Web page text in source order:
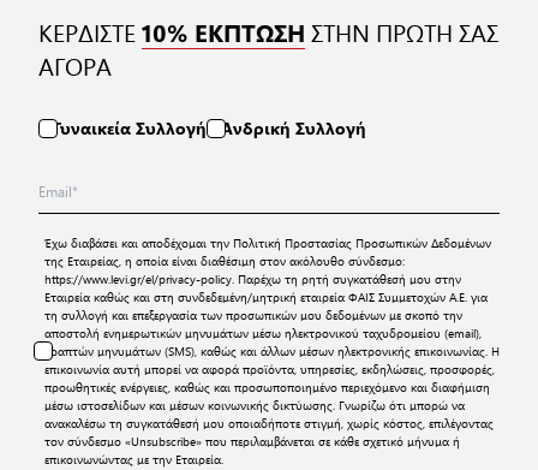
ΚΕΡΔΙΣΤΕ10% ΕΚΠΤΩΣΗ ΣΤΗΝ ΠΡΩΤΗ ΣΑΣ
ΑΓΟΡΑ
Γυναικεία Συλλογή Ανδρική Συλλογή
Έχω διαβάσει και αποδέχομαι την Πολιτική Προστασίας Προσωπικών Δεδομένων
της Εταιρείας, η οποία είναι διαθέσιμη στον ακόλουθο σύνδεσμο:
https://www.levi.gr/el/privacy-policy. Παρέχω τη ρητή συγκατάθεσή μου στην
Εταιρεία καθώς και στη συνδεδεμένη/μητρική εταιρεία ΦΑΙΣ Συμμετοχών Α.Ε. για
τη συλλογή και επεξεργασία των προσωπικών μου δεδομένων με σκοπό την
αποστολή ενημερωτικών μηνυμάτων μέσω ηλεκτρονικού ταχυδρομείου (email),
γραπτών μηνυμάτων (SMS), καθώς και άλλων μέσων ηλεκτρονικής επικοινωνίας. Η
επικοινωνία αυτή μπορεί να αφορά προϊόντα, υπηρεσίες, εκδηλώσεις, προσφορές,
προωθητικές ενέργειες, καθώς και προσωποποιημένο περιεχόμενο και διαφήμιση
μέσω ιστοσελίδων και μέσων κοινωνικής δικτύωσης. Γνωρίζω ότι μπορώ να
ανακαλέσω τη συγκατάθεσή μου οποιαδήποτε στιγμή, χωρίς κόστος, επιλέγοντας
τον σύνδεσμο «Unsubscribe» που περιλαμβάνεται σε κάθε σχετικό μήνυμα ή
επικοινωνώντας με την Εταιρεία.